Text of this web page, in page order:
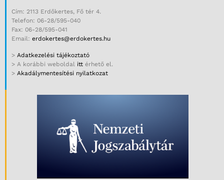
Cím: 2113 Erdőkertes, Fő tér 4.
Telefon: 06-28/595-040
Fax: 06-28/595-041
Email: erdokertes@erdokertes.hu
> Adatkezelési tájékoztató
> A korábbi weboldal itt érhető el.
> Akadálymentesítési nyilatkozat